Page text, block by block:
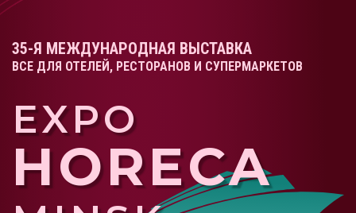
35-Я МЕЖДУНАРОДНАЯ ВЫСТАВКА
ВСЕ ДЛЯ ОТЕЛЕЙ, РЕСТОРАНОВ И СУПЕРМАРКЕТОВ
EXPO
HORECA